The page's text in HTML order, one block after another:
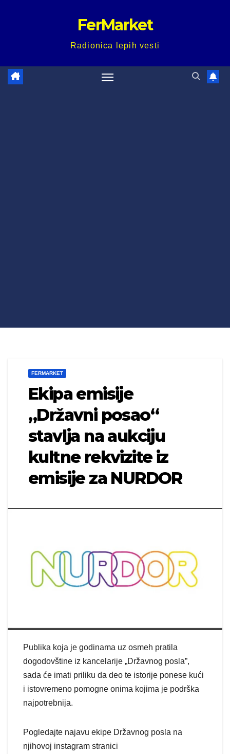
FerMarket
Radionica lepih vesti
FERMARKET
Ekipa emisije
„Državni posao“
stavlja na aukciju
kultne rekvizite iz
emisije za NURDOR
Publika koja je godinama uz osmeh pratila
dogodovštine iz kancelarije „Državnog posla”,
sada će imati priliku da deo te istorije ponese kući
i istovremeno pomogne onima kojima je podrška
najpotrebnija.
Pogledajte najavu ekipe Državnog posla na
njihovoj instagram stranici